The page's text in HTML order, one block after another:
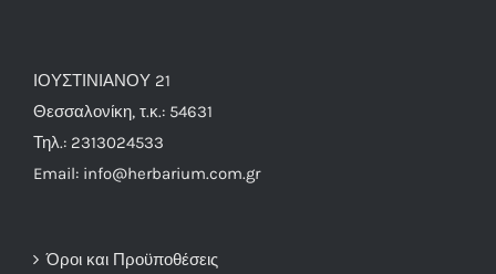
ΙΟΥΣΤΙΝΙΑΝΟΥ 21
Θεσσαλονίκη, τ.κ.: 54631
Τηλ.: 2313024533
Email: info@herbarium.com.gr
Όροι και Προϋποθέσεις